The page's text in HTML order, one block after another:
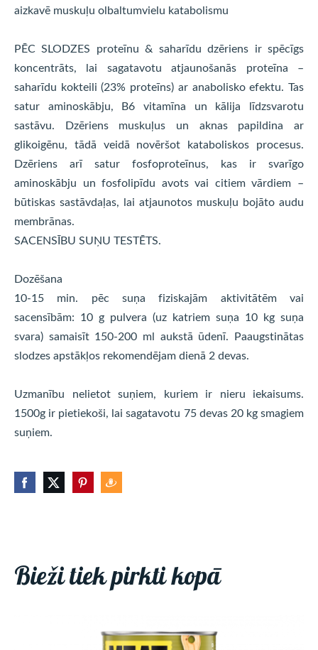
aizkavē muskuļu olbaltumvielu katabolismu
PĒC SLODZES proteīnu & saharīdu dzēriens ir spēcīgs
koncentrāts, lai sagatavotu atjaunošanās proteīna –
saharīdu kokteili (23% proteīns) ar anabolisko efektu. Tas
satur aminoskābju, B6 vitamīna un kālija līdzsvarotu
sastāvu. Dzēriens muskuļus un aknas papildina ar
glikoigēnu, tādā veidā novēršot kataboliskos procesus.
Dzēriens arī satur fosfoproteīnus, kas ir svarīgo
aminoskābju un fosfolipīdu avots vai citiem vārdiem –
būtiskas sastāvdaļas, lai atjaunotos muskuļu bojāto audu
membrānas.
SACENSĪBU SUŅU TESTĒTS.
Dozēšana
10-15 min. pēc suņa fiziskajām aktivitātēm vai
sacensībām: 10 g pulvera (uz katriem suņa 10 kg suņa
svara) samaisīt 150-200 ml aukstā ūdenī. Paaugstinātas
slodzes apstākļos rekomendējam dienā 2 devas.
Uzmanību nelietot suņiem, kuriem ir nieru iekaisums.
1500g ir pietiekoši, lai sagatavotu 75 devas 20 kg smagiem
suņiem.
Bieži tiek pirkti kopā